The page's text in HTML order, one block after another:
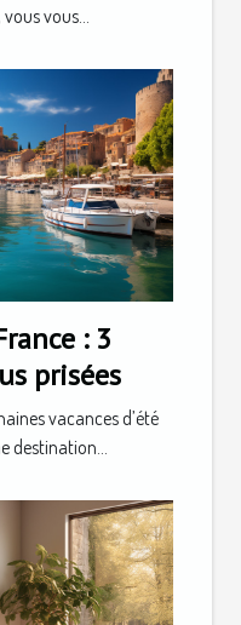
vous...
: 3
prisées
vacances d’été
destination...